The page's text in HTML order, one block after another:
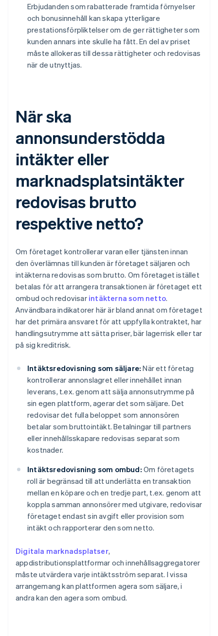
Erbjudanden som rabatterade framtida förnyelser
och bonusinnehåll kan skapa ytterligare
prestationsförpliktelser om de ger rättigheter som
kunden annars inte skulle ha fått. En del av priset
måste allokeras till dessa rättigheter och redovisas
när de utnyttjas.
När ska
annonsunderstödda
intäkter eller
marknadsplatsintäkter
redovisas brutto
respektive netto?
Om företaget kontrollerar varan eller tjänsten innan
den överlämnas till kunden är företaget säljaren och
intäkterna redovisas som brutto. Om företaget istället
betalas för att arrangera transaktionen är företaget ett
ombud och redovisar intäkterna som netto.
Användbara indikatorer här är bland annat om företaget
har det primära ansvaret för att uppfylla kontraktet, har
handlingsutrymme att sätta priser, bär lagerrisk eller tar
på sig kreditrisk.
Intäktsredovisning som säljare: När ett företag
kontrollerar annonslagret eller innehållet innan
leverans, t.ex. genom att sälja annonsutrymme på
sin egen plattform, agerar det som säljare. Det
redovisar det fulla beloppet som annonsören
betalar som bruttointäkt. Betalningar till partners
eller innehållsskapare redovisas separat som
kostnader.
Intäktsredovisning som ombud: Om företagets
roll är begränsad till att underlätta en transaktion
mellan en köpare och en tredje part, t.ex. genom att
koppla samman annonsörer med utgivare, redovisar
företaget endast sin avgift eller provision som
intäkt och rapporterar den som netto.
Digitala marknadsplatser,
appdistributionsplattformar och innehållsaggregatorer
måste utvärdera varje intäktsström separat. I vissa
arrangemang kan plattformen agera som säljare, i
andra kan den agera som ombud.